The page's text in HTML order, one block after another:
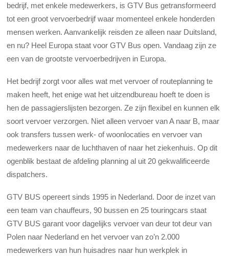
bedrijf, met enkele medewerkers, is GTV Bus getransformeerd
tot een groot vervoerbedrijf waar momenteel enkele honderden
mensen werken. Aanvankelijk reisden ze alleen naar Duitsland,
en nu? Heel Europa staat voor GTV Bus open. Vandaag zijn ze
een van de grootste vervoerbedrijven in Europa.
Het bedrijf zorgt voor alles wat met vervoer of routeplanning te
maken heeft, het enige wat het uitzendbureau hoeft te doen is
hen de passagierslijsten bezorgen. Ze zijn flexibel en kunnen elk
soort vervoer verzorgen. Niet alleen vervoer van A naar B, maar
ook transfers tussen werk- of woonlocaties en vervoer van
medewerkers naar de luchthaven of naar het ziekenhuis. Op dit
ogenblik bestaat de afdeling planning al uit 20 gekwalificeerde
dispatchers.
GTV BUS opereert sinds 1995 in Nederland. Door de inzet van
een team van chauffeurs, 90 bussen en 25 touringcars staat
GTV BUS garant voor dagelijks vervoer van deur tot deur van
Polen naar Nederland en het vervoer van zo’n 2.000
medewerkers van hun huisadres naar hun werkplek in